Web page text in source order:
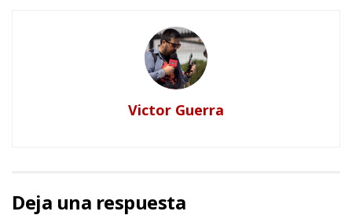
Victor Guerra
Deja una respuesta